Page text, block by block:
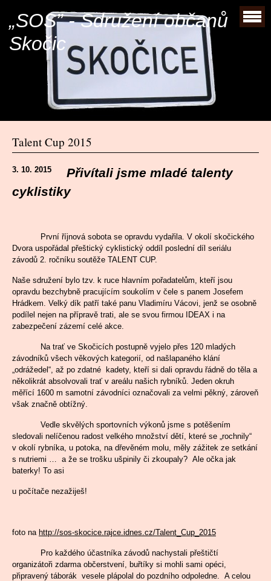
„SOS” - Sdružení občanů
Skočic
Talent Cup 2015
3. 10. 2015
Přivítali jsme mladé talenty
cyklistiky
První říjnová sobota se opravdu vydařila. V okolí skočického
Dvora uspořádal přeštický cyklistický oddíl poslední díl seriálu
závodů 2. ročníku soutěže TALENT CUP.
Naše sdružení bylo tzv. k ruce hlavním pořadatelům, kteří jsou
opravdu bezchybně pracujícím soukolím v čele s panem Josefem
Hrádkem. Velký dík patří také panu Vladimíru Vácovi, jenž se osobně
podílel nejen na přípravě trati, ale se svou firmou IDEAX i na
zabezpečení zázemí celé akce.
Na trať ve Skočicích postupně vyjelo přes 120 mladých
závodníků všech věkových kategorií, od našlapaného klání
„odrážedel“, až po zdatné kadety, kteří si dali opravdu řádně do těla a
několikrát absolvovali trať v areálu našich rybníků. Jeden okruh
měřící 1600 m samotní závodníci označovali za velmi pěkný, zároveň
však značně obtížný.
Vedle skvělých sportovních výkonů jsme s potěšením
sledovali nelíčenou radost velkého množství dětí, které se „rochnily“
v okolí rybníka, u potoka, na dřevěném molu, měly zážitek ze setkání
s nutriemi … a že se trošku ušpinily či zkoupaly? Ale očka jak
baterky! To asi
u počítače nezažiješ!
foto na http://sos-skocice.rajce.idnes.cz/Talent_Cup_2015
Pro každého účastníka závodů nachystali přeštičtí
organizátoři zdarma občerstvení, buřtíky si mohli sami opéci,
připravený táborák vesele plápolal do pozdního odpoledne. A celou